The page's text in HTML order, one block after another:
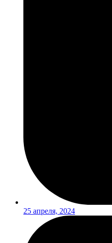
25 апреля, 2024